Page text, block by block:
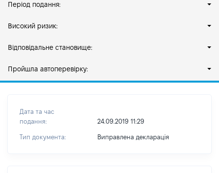
Період подання:
Високий ризик:
Відповідальне становище:
Пройшла автоперевірку:
Дата та час
подання:
24.09.2019 11:29
Тип документа: Виправлена декларація